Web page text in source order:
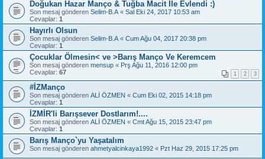
Doğukan Hazar Manço & Tuğba Macit İle Evlendi :)
Son mesaj gönderen Selim-B.A « Sal Eki 24, 2017 10:53 am
Cevaplar: 1
Hayırlı Olsun
Son mesaj gönderen Selim-B.A « Cum Ağu 04, 2017 20:38 pm
Cevaplar: 1
Çocuklar Ölmesin< ve >Barış Manço Ve Keremcem
Son mesaj gönderen mensup « Prş Ağu 11, 2016 12:00 pm
Cevaplar: 67 1 2 3
#İZManço
Son mesaj gönderen ALİ ÖZMEN « Cum Eki 02, 2015 14:18 pm
Cevaplar: 1
İZMİR'li Barışsever Dostlarım!....
Son mesaj gönderen ALİ ÖZMEN « Cmt Ağu 15, 2015 23:47 pm
Cevaplar: 1
Barış Manço`yu Yaşatalım
Son mesaj gönderen ahmetyalcinkaya1992 « Pzt Haz 29, 2015 17:25 pm